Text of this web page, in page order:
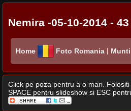
Nemira -05-10-2014 -
Home Foto Romania | Munti
Click pe poza pentru a o mari.
SPACE pentru slideshow si ESC